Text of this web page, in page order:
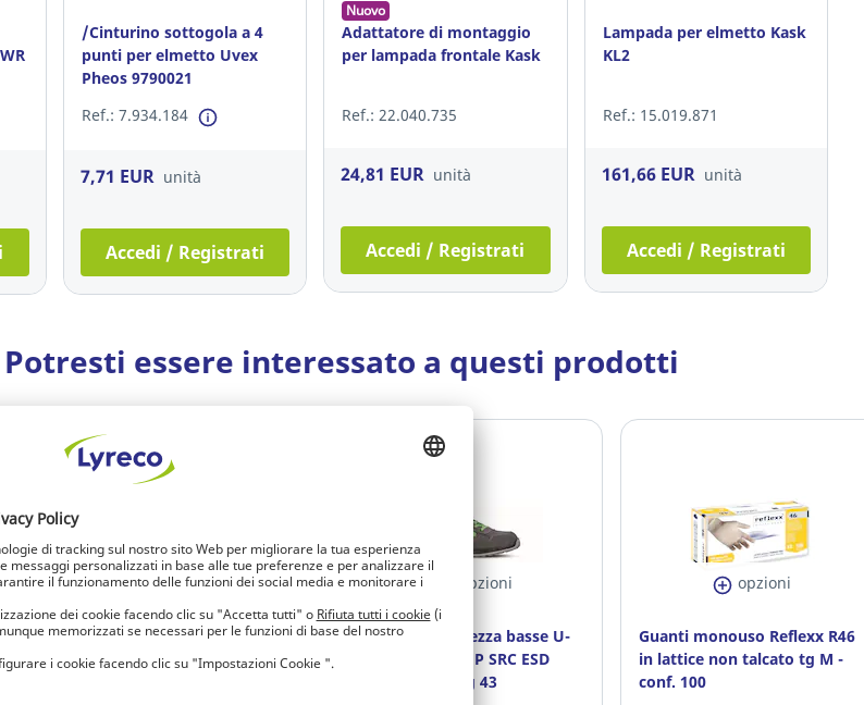
/Cinturino sottogola a 4
punti per elmetto Uvex
Pheos 9790021
Ref.: 7.934.184
7,71 EUR unità
Accedi / Registrati
Nuovo
Adattatore di montaggio
per lampada frontale Kask
Ref.: 22.040.735
24,81 EUR unità
Accedi / Registrati
Lampada per elmetto Kask
KL2
Ref.: 15.019.871
161,66 EUR unità
Accedi / Registrati
Potresti essere interessato a questi prodotti
opzioni
Scarpe di sicurezza basse U-
Power Denver S1P SRC ESD tg
opzioni
Scarpe di sicurezza basse U-
Power Point S1P SRC ESD
grigio/verde tg 43
opzioni
Guanti monouso Reflexx R46
in lattice non talcato tg M -
conf. 100